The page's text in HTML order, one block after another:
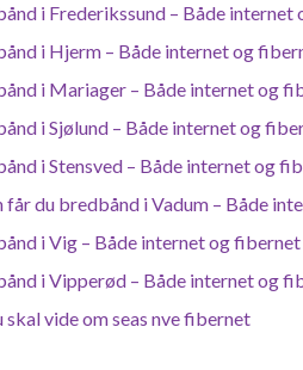
i Frederikssund – Både internet
i Hjerm – Både internet og
i Mariager – Både internet og
i Sjølund – Både internet og
i Stensved – Både internet og
får du bredbånd i Vadum – Både
i Vig – Både internet og fibernet
i Vipperød – Både internet og
skal vide om seas nve fibernet